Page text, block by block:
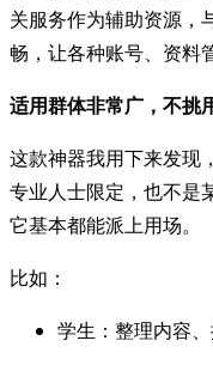
关服务作为辅助资源，
畅，让各种账号、资料
适用群体非常广，不挑
这款神器我用下来发现
专业人士限定，也不是
它基本都能派上用场。
比如：
学生：整理内容